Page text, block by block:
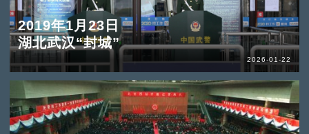
2019年1月23日
湖北武汉“封城”
2026-01-22